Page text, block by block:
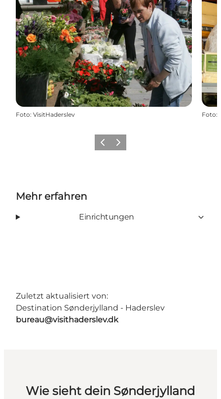
Foto: VisitHaderslev Foto:
ZurückWeiter
Mehr erfahren
Einrichtungen
Zuletzt aktualisiert von:
Destination Sønderjylland - Haderslev
bureau@visithaderslev.dk
Wie sieht dein Sønderjylland